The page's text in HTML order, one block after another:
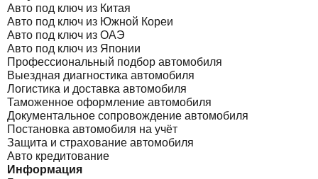
Авто под ключ из Китая
Авто под ключ из Южной Кореи
Авто под ключ из ОАЭ
Авто под ключ из Японии
Профессиональный подбор автомобиля
Выездная диагностика автомобиля
Логистика и доставка автомобиля
Таможенное оформление автомобиля
Документальное сопровождение автомобиля
Постановка автомобиля на учёт
Защита и страхование автомобиля
Авто кредитование
Информация